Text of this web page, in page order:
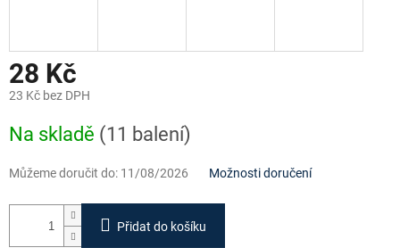
28 Kč
23 Kč bez DPH
cena:
Na skladě (11 balení)
Můžeme doručit do: 11/08/2026 Možnosti doručení
Přidat do košíku